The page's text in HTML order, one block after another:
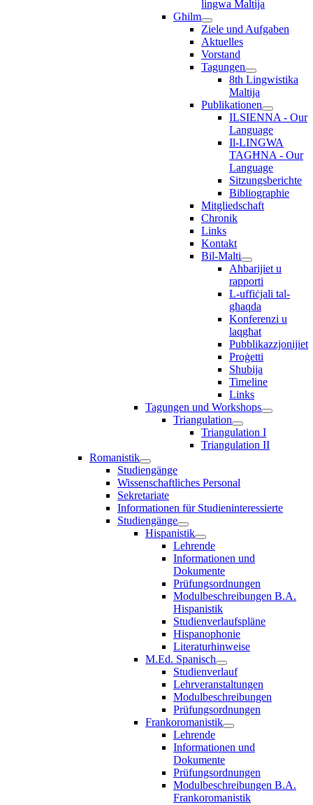
lingwa Maltija
Għilm
Ziele und Aufgaben
Aktuelles
Vorstand
Tagungen
8th Lingwistika
Maltija
Publikationen
ILSIENNA - Our
Language
Il-LINGWA
TAGĦNA - Our
Language
Sitzungsberichte
Bibliographie
Mitgliedschaft
Chronik
Links
Kontakt
Bil-Malti
Aħbarijiet u
rapporti
L-uffiċjali tal-
għaqda
Konferenzi u
laqgħat
Pubblikazzjonijiet
Proġetti
Sħubija
Timeline
Links
Tagungen und Workshops
Triangulation
Triangulation I
Triangulation II
Romanistik
Studiengänge
Wissenschaftliches Personal
Sekretariate
Informationen für Studieninteressierte
Studiengänge
Hispanistik
Lehrende
Informationen und
Dokumente
Prüfungsordnungen
Modulbeschreibungen B.A.
Hispanistik
Studienverlaufspläne
Hispanophonie
Literaturhinweise
M.Ed. Spanisch
Studienverlauf
Lehrveranstaltungen
Modulbeschreibungen
Prüfungsordnungen
Frankoromanistik
Lehrende
Informationen und
Dokumente
Prüfungsordnungen
Modulbeschreibungen B.A.
Frankoromanistik